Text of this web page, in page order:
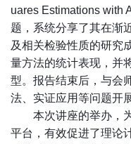
uares Estimations with
题，系统分享了其在渐
及相关检验性质的研究
量方法的统计表现，并
型。报告结束后，与会
法、实证应用等问题开
本次讲座的举办，
平台，有效促进了理论